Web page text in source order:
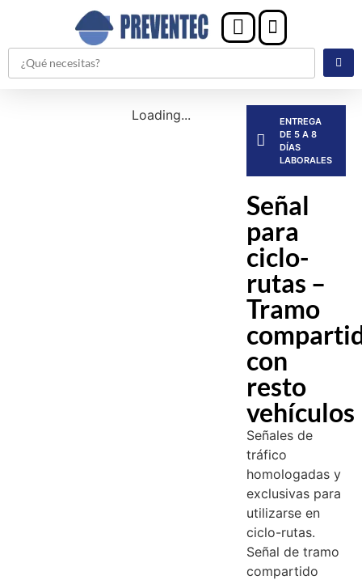
Loading...
ENTREGA
DE 5 A 8
DÍAS
LABORALES
Señal
para
ciclo-
rutas –
Tramo
con
resto
vehículos
Señales de
tráfico
homologadas y
exclusivas para
utilizarse en
ciclo-rutas.
Señal de tramo
compartido